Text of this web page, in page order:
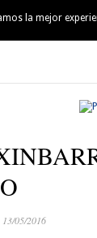
PINTXO
13/05/2016
la mejor